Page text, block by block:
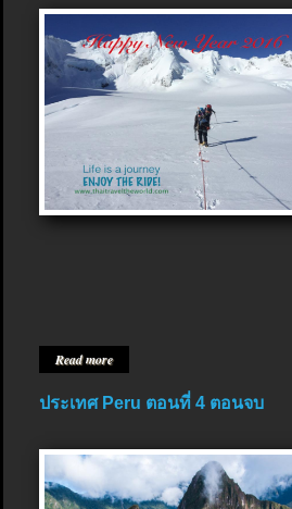
Read more
ประเทศ Peru ตอนที่ 4 ตอนจบ